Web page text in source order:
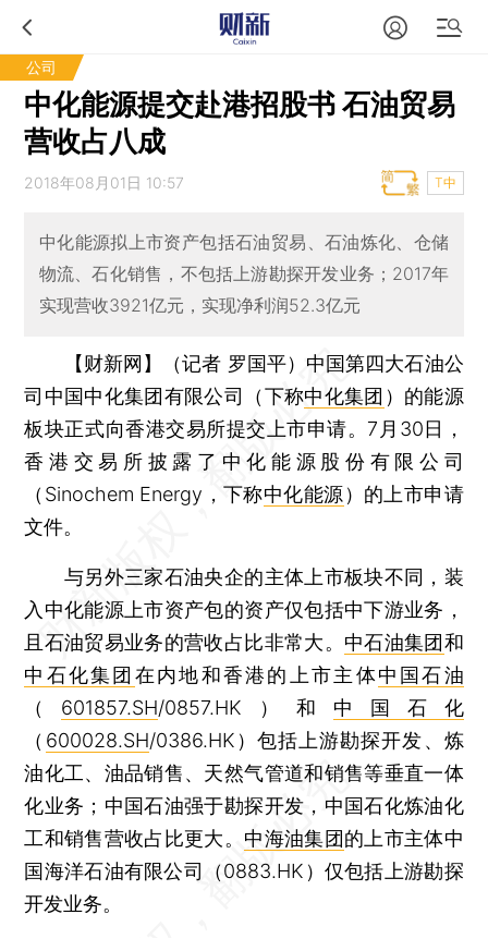
公司
中化能源提交赴港招股书 石油贸易
营收占八成
2018年08月01日 10:57 T中
中化能源拟上市资产包括石油贸易、石油炼化、仓储
物流、石化销售，不包括上游勘探开发业务；2017年
实现营收3921亿元，实现净利润52.3亿元
【财新网】（记者 罗国平） 中国第四大石油公
司中国中化集团有限公司（下称中化集团 ）的能源
板块正式向香港交易所提交上市申请。7月30日，
香港交易所披露了中化能源股份有限公司
（Sinochem Energy，下称中化能源）的上市申请
文件。
与另外三家石油央企的主体上市板块不同，装
入中化能源上市资产包的资产仅包括中下游业务，
且石油贸易业务的营收占比非常大。 中石油集团和
中石化集团 在内地和香港的上市主体中国石油
（ 601857.SH/0857.HK）和 中国石化
（ 600028.SH/0386.HK）包括上游勘探开发、炼
油化工、油品销售、天然气管道和销售等垂直一体
化业务；中国石油强于勘探开发，中国石化炼油化
工和销售营收占比更大。 中海油集团的上市主体中
国海洋石油有限公司（0883.HK）仅包括上游勘探
开发业务。